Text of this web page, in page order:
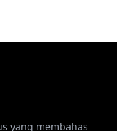
yang membahas